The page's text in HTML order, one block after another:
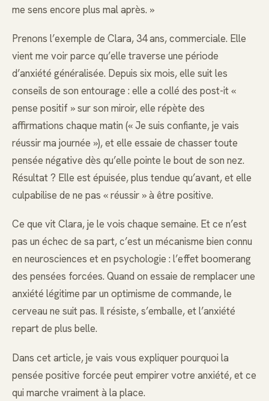
me sens encore plus mal après. »
Prenons l’exemple de Clara, 34 ans, commerciale. Elle
vient me voir parce qu’elle traverse une période
d’anxiété généralisée. Depuis six mois, elle suit les
conseils de son entourage : elle a collé des post-it «
pense positif » sur son miroir, elle répète des
affirmations chaque matin (« Je suis confiante, je vais
réussir ma journée »), et elle essaie de chasser toute
pensée négative dès qu’elle pointe le bout de son nez.
Résultat ? Elle est épuisée, plus tendue qu’avant, et elle
culpabilise de ne pas « réussir » à être positive.
Ce que vit Clara, je le vois chaque semaine. Et ce n’est
pas un échec de sa part, c’est un mécanisme bien connu
en neurosciences et en psychologie : l’effet boomerang
des pensées forcées. Quand on essaie de remplacer une
anxiété légitime par un optimisme de commande, le
cerveau ne suit pas. Il résiste, s’emballe, et l’anxiété
repart de plus belle.
Dans cet article, je vais vous expliquer pourquoi la
pensée positive forcée peut empirer votre anxiété, et ce
qui marche vraiment à la place.